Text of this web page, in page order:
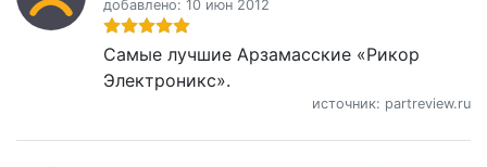
добавлено: 10 июн 2012
Самые лучшие Арзамасские «Рикор
Электроникс».
источник: partreview.ru